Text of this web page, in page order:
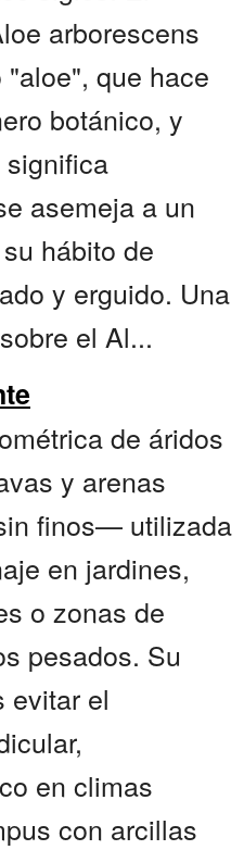
arborescens
que hace
botánico, y
significa
asemeja a un
hábito de
y erguido. Una
el Al...
de áridos
y arenas
finos— utilizada
en jardines,
o zonas de
pesados. Su
evitar el
en climas
con arcillas